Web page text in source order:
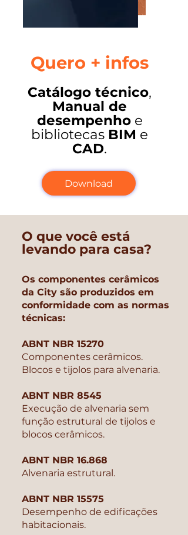
Quero + infos
Catálogo técnico,
Manual de
desempenhoe
bibliotecas BIM e
CAD.
Download
O que você está
levando para casa?
Os componentes cerâmicos
da City são produzidos em
conformidade com as normas
técnicas:
ABNT NBR 15270
Componentes cerâmicos.
Blocos e tijolos para alvenaria.
ABNT NBR 8545
Execução de alvenaria sem
função estrutural de tijolos e
blocos cerâmicos.
ABNT NBR 16.868
Alvenaria estrutural.
ABNT NBR 15575
Desempenho de edificações
habitacionais.